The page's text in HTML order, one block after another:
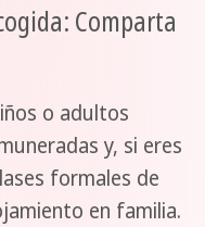
Comparta
o adultos
y, si eres
formales de
en familia.